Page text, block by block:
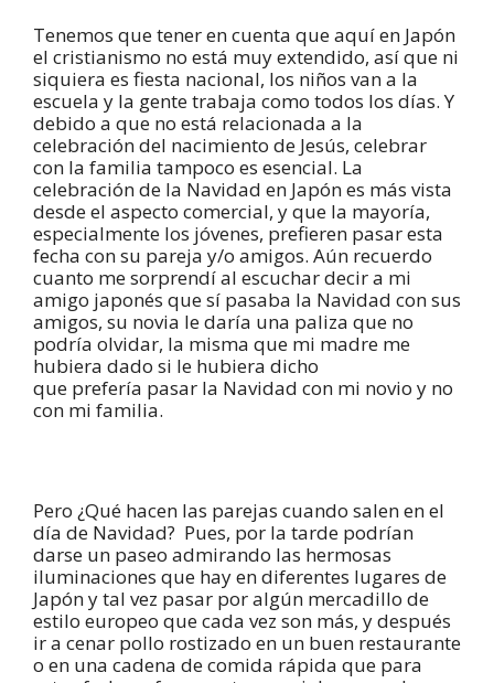
Tenemos que tener en cuenta que aquí en Japón
el cristianismo no está muy extendido, así que ni
siquiera es fiesta nacional, los niños van a la
escuela y la gente trabaja como todos los días. Y
debido a que no está relacionada a la
celebración del nacimiento de Jesús, celebrar
con la familia tampoco es esencial. La
celebración de la Navidad en Japón es más vista
desde el aspecto comercial, y que la mayoría,
especialmente los jóvenes, prefieren pasar esta
fecha con su pareja y/o amigos. Aún recuerdo
cuanto me sorprendí al escuchar decir a mi
amigo japonés que sí pasaba la Navidad con sus
amigos, su novia le daría una paliza que no
podría olvidar, la misma que mi madre me
hubiera dado si le hubiera dicho
que prefería pasar la Navidad con mi novio y no
con mi familia.
Pero ¿Qué hacen las parejas cuando salen en el
día de Navidad? Pues, por la tarde podrían
darse un paseo admirando las hermosas
iluminaciones que hay en diferentes lugares de
Japón y tal vez pasar por algún mercadillo de
estilo europeo que cada vez son más, y después
ir a cenar pollo rostizado en un buen restaurante
o en una cadena de comida rápida que para